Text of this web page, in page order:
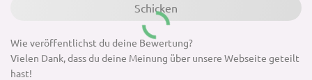
Wie veröffentlichst du deine Bewertung?
Vielen Dank, dass du deine Meinung über unsere Webseite geteilt
hast!